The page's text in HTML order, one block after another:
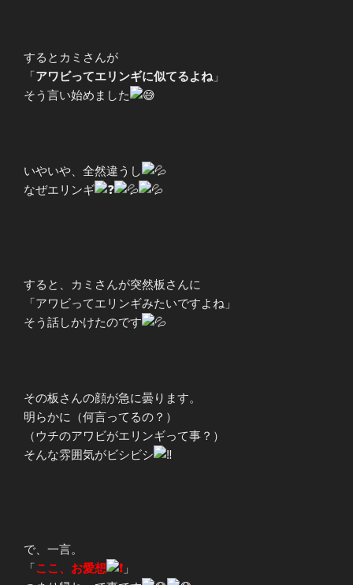
するとカミさんが
「 アワビってエリンギに似てるよね」
そう言い始めました
いやいや、全然違うし
なぜエリンギ
すると、カミさんが突然板さんに
「アワビってエリンギみたいですよね」
そう話しかけたのです
その板さんの顔が急に曇ります。
明らかに（何言ってるの？）
（ウチのアワビがエリンギって事？）
そんな雰囲気がビシビシ
で、一言。
「 ここ、お愛想
」